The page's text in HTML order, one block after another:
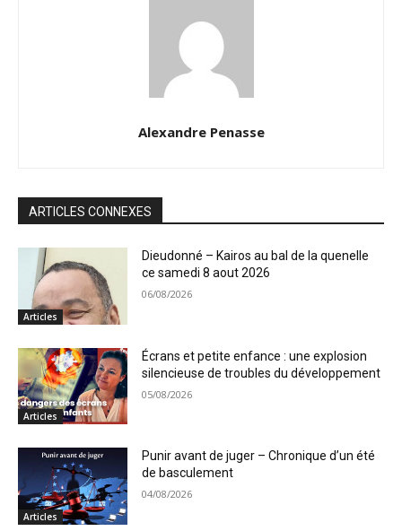
Alexandre Penasse
ARTICLES CONNEXES
Articles
Dieudonné – Kairos au bal de la quenelle
ce samedi 8 aout 2026
06/08/2026
Articles
Écrans et petite enfance : une explosion
silencieuse de troubles du développement
05/08/2026
Articles
Punir avant de juger – Chronique d’un été
de basculement
04/08/2026